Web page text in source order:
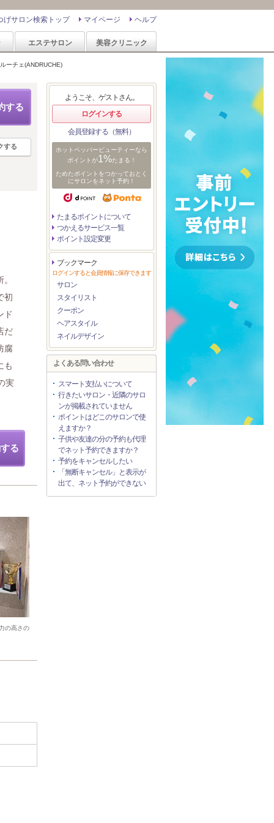
ヘルプ
マイページ
げサロン検索トップ
エステサロン 美容クリニック
ーチェ(ANDRUCHE)
する
する
初
ド
だ
腐
も
実
る
の高さの
ようこそ、ゲストさん。
ログインする
会員登録する（無料）
ホットペッパービューティーなら
ポイントが1%たまる！
ためたポイントをつかっておとく
にサロンをネット予約！
たまるポイントについて
つかえるサービス一覧
ポイント設定変更
ブックマーク
ログインすると会員情報に保存できます
サロン
スタイリスト
クーポン
ヘアスタイル
ネイルデザイン
よくある問い合わせ
スマート支払いについて
行きたいサロン・近隣のサロ
ンが掲載されていません
ポイントはどこのサロンで使
えますか？
子供や友達の分の予約も代理
でネット予約できますか？
予約をキャンセルしたい
「無断キャンセル」と表示が
出て、ネット予約ができない